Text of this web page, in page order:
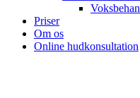
Priser
Om os
Online hudkonsultation